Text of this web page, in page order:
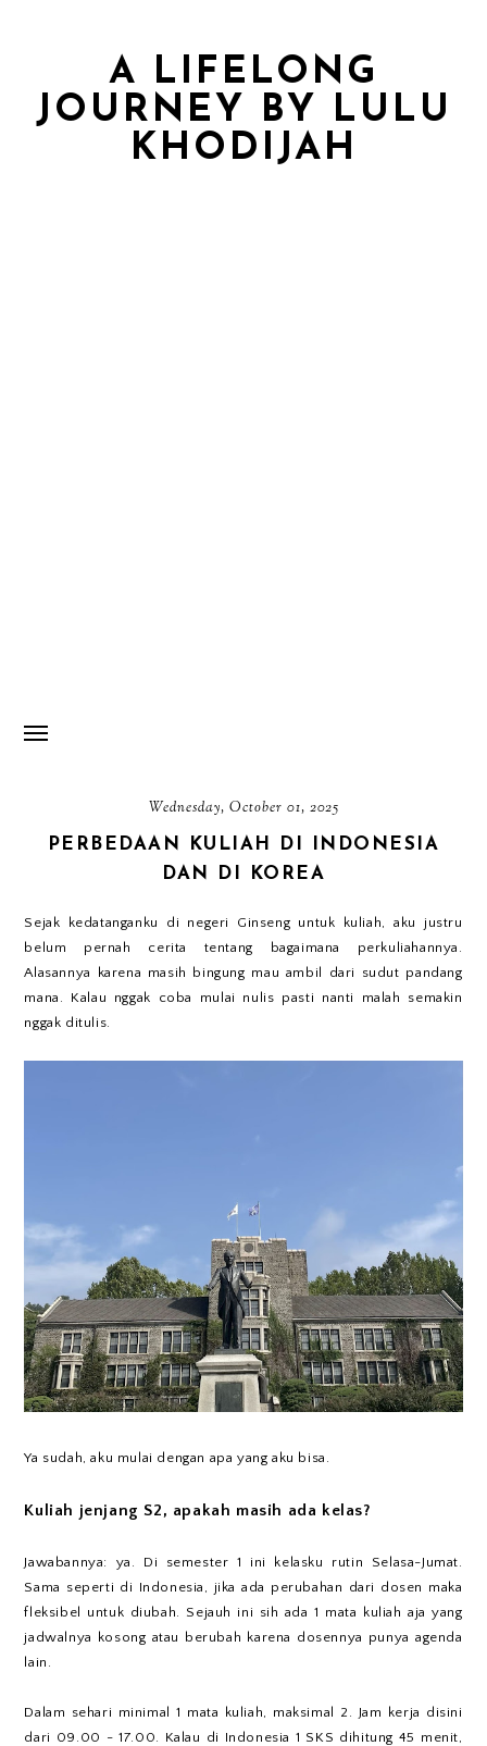
A LIFELONG
JOURNEY BY LULU
KHODIJAH
Wednesday, October 01, 2025
PERBEDAAN KULIAH DI INDONESIA
DAN DI KOREA
Sejak kedatanganku di negeri Ginseng untuk kuliah, aku justru
belum pernah cerita tentang bagaimana perkuliahannya.
Alasannya karena masih bingung mau ambil dari sudut pandang
mana. Kalau nggak coba mulai nulis pasti nanti malah semakin
nggak ditulis.
Ya sudah, aku mulai dengan apa yang aku bisa.
Kuliah jenjang S2, apakah masih ada kelas?
Jawabannya: ya. Di semester 1 ini kelasku rutin Selasa-Jumat.
Sama seperti di Indonesia, jika ada perubahan dari dosen maka
fleksibel untuk diubah. Sejauh ini sih ada 1 mata kuliah aja yang
jadwalnya kosong atau berubah karena dosennya punya agenda
lain.
Dalam sehari minimal 1 mata kuliah, maksimal 2. Jam kerja disini
dari 09.00 - 17.00. Kalau di Indonesia 1 SKS dihitung 45 menit,